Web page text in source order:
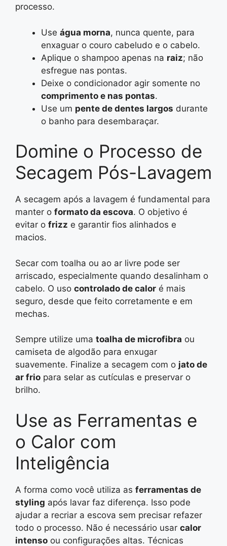
processo.
Use água morna, nunca quente, para
enxaguar o couro cabeludo e o cabelo.
Aplique o shampoo apenas na raiz; não
esfregue nas pontas.
Deixe o condicionador agir somente no
comprimento e nas pontas.
Use um pente de dentes largos durante
o banho para desembaraçar.
Domine o Processo de
Secagem Pós-Lavagem
A secagem após a lavagem é fundamental para
manter o formato da escova. O objetivo é
evitar o frizz e garantir fios alinhados e
macios.
Secar com toalha ou ao ar livre pode ser
arriscado, especialmente quando desalinham o
cabelo. O uso controlado de calor é mais
seguro, desde que feito corretamente e em
mechas.
Sempre utilize uma toalha de microfibra ou
camiseta de algodão para enxugar
suavemente. Finalize a secagem com o jato de
ar frio para selar as cutículas e preservar o
brilho.
Use as Ferramentas e
o Calor com
Inteligência
A forma como você utiliza as ferramentas de
styling após lavar faz diferença. Isso pode
ajudar a recriar a escova sem precisar refazer
todo o processo. Não é necessário usar calor
intenso ou configurações altas. Técnicas